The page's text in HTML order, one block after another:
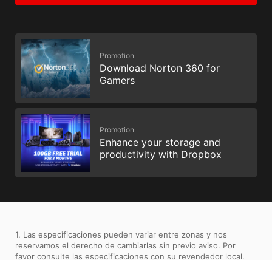
Promotion
Download Norton 360 for
Gamers
Promotion
Enhance your storage and
productivity with Dropbox
1. Las especificaciones pueden variar entre zonas y nos
reservamos el derecho de cambiarlas sin previo aviso. Por
favor consulte las especificaciones con su revendedor local.